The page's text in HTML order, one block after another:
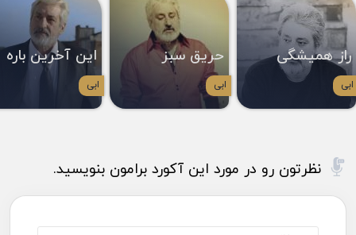
راز همیشگی
ابی
حریق سبز
ابی
این آخرین باره
ابی
نظرتون رو در مورد این آکورد برامون بنویسید.